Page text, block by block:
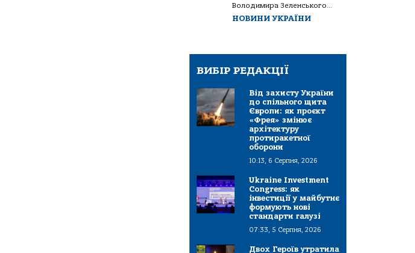
Володимира Зеленського...
НОВИНИ УКРАЇНИ
ВИБІР РЕДАКЦІЇ
Від захисту України
до спільного щита
Європи: як проєкт
«Фрея» змінює
архітектуру
протиракетної
оборони
10:13, 6 Серпня, 2026
Ukraine Investment
Congress: як
інвестиції у майбутнє
формують нові
стандарти галузі
07:33, 5 Серпня, 2026
Двох Героїв утратила